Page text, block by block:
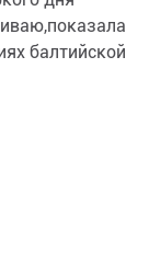
балтийской